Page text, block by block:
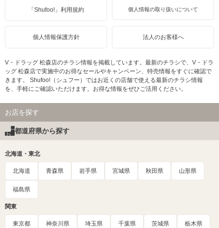
「Shufoo!」利用規約 個人情報の取り扱いについて
個人情報保護方針 法人のお客様へ
V・ドラッグ 松森店のチラシ情報を掲載しています。最新のチラシで、V・ドラ
ッグ 松森店で実施中のお得なセールやキャンペーン、特売情報をすぐに確認で
きます。 Shufoo!（シュフー）ではお近くの店舗で使える最新のチラシ情報
を、手軽にご確認いただけます。お得な情報をぜひご活用ください。
お店を探す
都道府県から探す
北海道・東北
北海道 青森県 岩手県 宮城県 秋田県 山形県
福島県
関東
東京都 神奈川県 埼玉県 千葉県 茨城県 栃木県